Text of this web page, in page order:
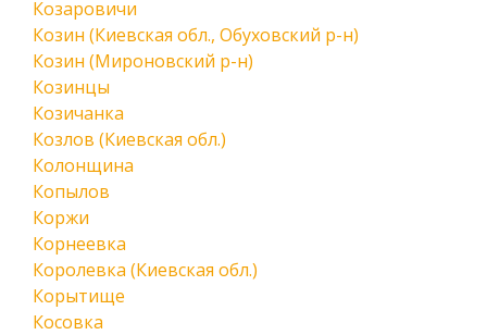
Козаровичи
Козин (Киевская обл., Обуховский р-н)
Козин (Мироновский р-н)
Козинцы
Козичанка
Козлов (Киевская обл.)
Колонщина
Копылов
Коржи
Корнеевка
Королевка (Киевская обл.)
Корытище
Косовка